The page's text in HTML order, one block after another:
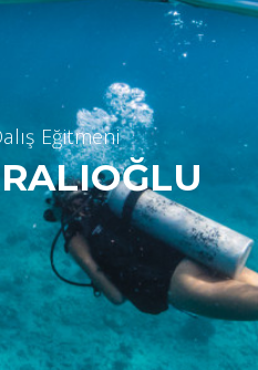
alış Eğitmeni